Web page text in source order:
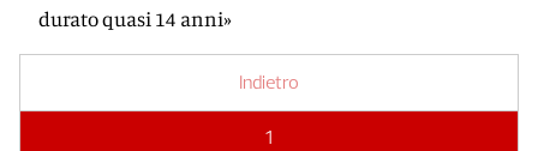
durato quasi 14 anni»
Indietro
1